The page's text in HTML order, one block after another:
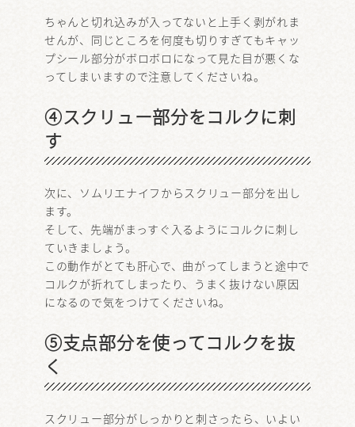
ちゃんと切れ込みが入ってないと上手く剥がれま
せんが、同じところを何度も切りすぎてもキャッ
プシール部分がボロボロになって見た目が悪くな
ってしまいますので注意してくださいね。
④スクリュー部分をコルクに刺
す
次に、ソムリエナイフからスクリュー部分を出し
ます。
そして、先端がまっすぐ入るようにコルクに刺し
ていきましょう。
この動作がとても肝心で、曲がってしまうと途中で
コルクが折れてしまったり、うまく抜けない原因
になるので気をつけてくださいね。
⑤支点部分を使ってコルクを抜
く
スクリュー部分がしっかりと刺さったら、いよい